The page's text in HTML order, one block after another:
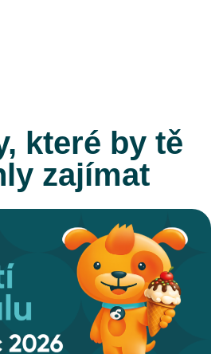
které by tě
zajímat